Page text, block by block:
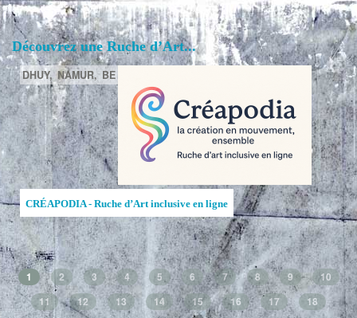
Découvrez une Ruche d’Art...
DHUY, NAMUR, BE
CRÉAPODIA - Ruche d’Art inclusive en ligne
1 2 3 4 5 6 7 8 9
10
11
12 13 14 15 16 17
18